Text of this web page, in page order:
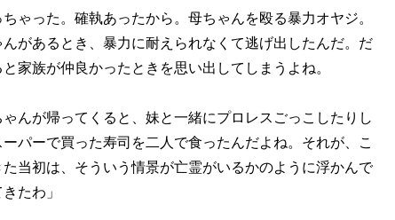
ゃった。確執あったから。母ちゃんを殴る暴力オヤジ。
があるとき、暴力に耐えられなくて逃げ出したんだ。だ
家族が仲良かったときを思い出してしまうよね。
が帰ってくると、妹と一緒にプロレスごっこしたりし
パーで買った寿司を二人で食ったんだよね。それが、こ
当初は、そういう情景が亡霊がいるかのように浮かんで
たわ」